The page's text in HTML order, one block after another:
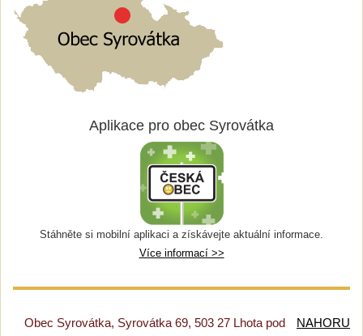
Aplikace pro obec Syrovátka
Stáhněte si mobilní aplikaci a získávejte aktuální informace.
Více informací >>
NAHORU
Obec Syrovátka, Syrovátka 69, 503 27 Lhota pod